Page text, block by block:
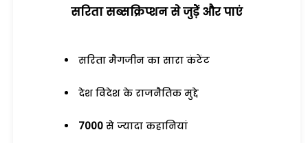
सरिता सब्सक्रिप्शन से जुड़ेें और पाएं
सरिता मैगजीन का सारा कंटेंट
देश विदेश के राजनैतिक मुद्दे
7000 से ज्यादा कहानियां